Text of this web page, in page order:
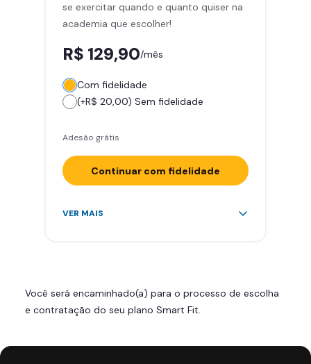
Área de musculação e aeróbicos
Smart Fit App
se exercitar quando e quanto quiser na
academia que escolher!
R$ 129,90/mês
Com fidelidade
(+R$ 20,00) Sem fidelidade
Adesão grátis
Continuar com fidelidade
Acesso ilimitado a +2.000
Skeelo App (Audiobook)*
Área de musculação e aeróbicos
VER MAIS
Você será encaminhado(a) para o processo de escolha
e contratação do seu plano Smart Fit.